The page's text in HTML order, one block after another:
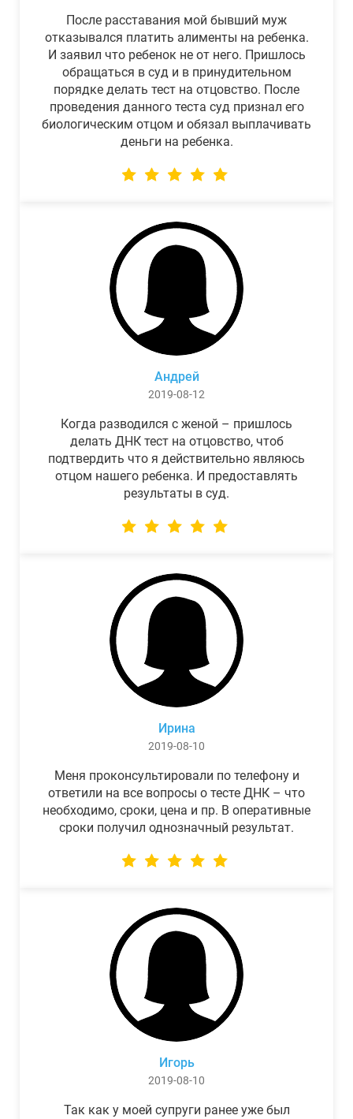
После расставания мой бывший муж
отказывался платить алименты на ребенка.
И заявил что ребенок не от него. Пришлось
обращаться в суд и в принудительном
порядке делать тест на отцовство. После
проведения данного теста суд признал его
биологическим отцом и обязал выплачивать
деньги на ребенка.
Андрей
2019-08-12
Когда разводился с женой – пришлось
делать ДНК тест на отцовство, чтоб
подтвердить что я действительно являюсь
отцом нашего ребенка. И предоставлять
результаты в суд.
Ирина
2019-08-10
Меня проконсультировали по телефону и
ответили на все вопросы о тесте ДНК – что
необходимо, сроки, цена и пр. В оперативные
сроки получил однозначный результат.
Игорь
2019-08-10
Так как у моей супруги ранее уже был